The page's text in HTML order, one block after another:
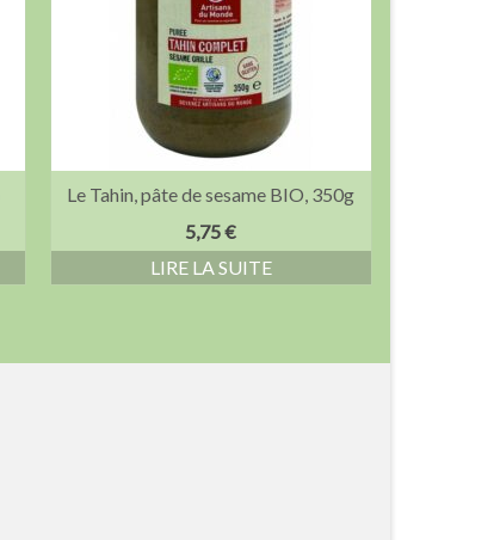
Le Tahin, pâte de sesame BIO, 350g
5,75€
LIRE LA SUITE